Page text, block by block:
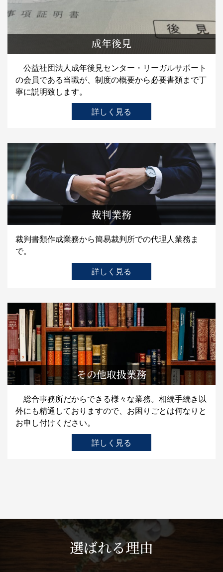
成年後見
公益社団法人成年後見センター・リーガルサポート
の会員である当職が、制度の概要から必要書類まで丁
寧に説明致します。
詳しく見る
裁判業務
裁判書類作成業務から簡易裁判所での代理人業務ま
で。
詳しく見る
その他取扱業務
総合事務所だからできる様々な業務。相続手続き以
外にも精通しておりますので、お困りごとは何なりと
お申し付けください。
詳しく見る
選ばれる理由